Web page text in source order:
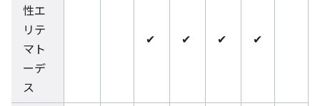
性エ
リテ
マト
ーデ
ス
✔ ✔ ✔ ✔